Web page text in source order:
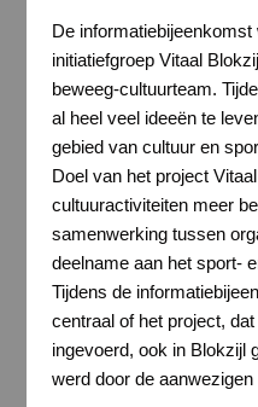
De
initiatiefgroep Vitaal
beweeg-cultuurteam.
al heel veel ideeën te
gebied van cultuur en
Doel van het project
cultuuractiviteiten meer
samenwerking tussen
deelname aan het sport-
Tijdens de
centraal of het project,
ingevoerd, ook in Blokzijl
werd door de aanwezigen